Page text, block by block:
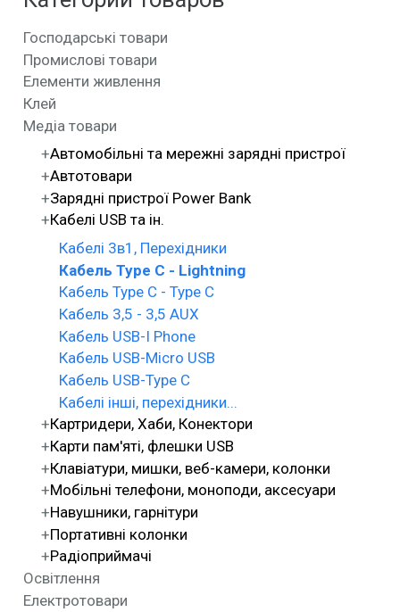
Господарські товари
Промислові товари
Елементи живлення
Клей
Медіа товари
Автомобільні та мережні зарядні пристрої
Автотовари
Зарядні пристрої Power Bank
Кабелі USB та ін.
Кабелі 3в1, Перехідники
Кабель Type C - Lightning
Кабель Type C - Type C
Кабель 3,5 - 3,5 AUX
Кабель USB-I Phone
Кабель USB-Micro USB
Кабель USB-Type C
Кабелі інші, перехідники...
Картридери, Хаби, Конектори
Карти пам'яті, флешки USB
Клавіатури, мишки, веб-камери, колонки
Мобільні телефони, моноподи, аксесуари
Навушники, гарнітури
Портативні колонки
Радіоприймачі
Освітлення
Електротовари